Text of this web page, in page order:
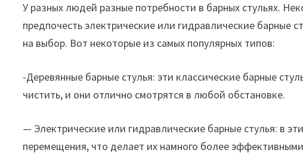
У разных людей разные потребности в барных стульях.
предпочесть электрические или гидравлические барные
на выбор. Вот некоторые из самых популярных типов:
-Деревянные барные стулья: эти классические барные
чистить, и они отлично смотрятся в любой обстановке.
— Электрические или гидравлические барные стулья: в
перемещения, что делает их намного более